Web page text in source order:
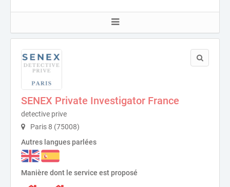
SENEX Private Investigator France
detective prive
Paris 8 (75008)
Autres langues parlées
Manière dont le service est proposé